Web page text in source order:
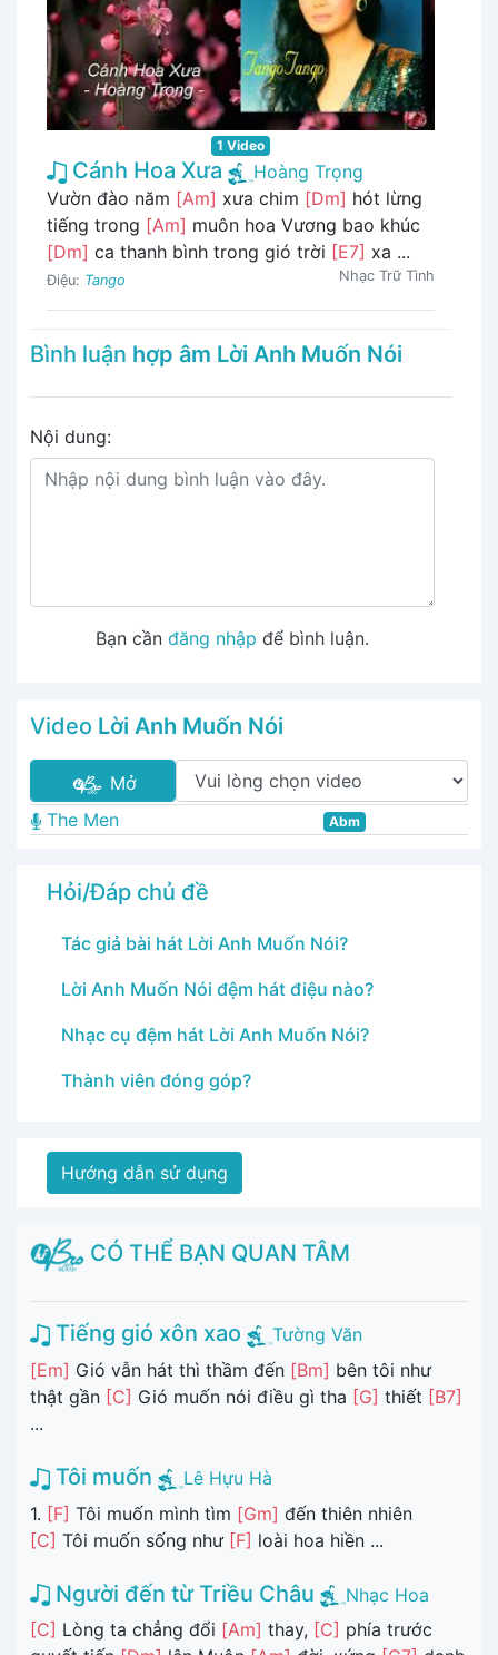
1 Video
Cánh Hoa Xưa
Hoàng Trọng
Vườn đào năm [Am] xưa chim [Dm] hót lừng
tiếng trong [Am] muôn hoa Vương bao khúc
[Dm] ca thanh bình trong gió trời [E7] xa ...
Điệu: Tango Nhạc Trữ Tình
Bình luận hợp âm Lời Anh Muốn Nói
Nội dung:
Bạn cần đăng nhập để bình luận.
Video Lời Anh Muốn Nói
Mở
The Men
Abm
Hỏi/Đáp chủ đề
Tác giả bài hát Lời Anh Muốn Nói?
Lời Anh Muốn Nói đệm hát điệu nào?
Nhạc cụ đệm hát Lời Anh Muốn Nói?
Thành viên đóng góp?
Hướng dẫn sử dụng
CÓ THỂ BẠN QUAN TÂM
Tiếng gió xôn xao
Tường Văn
[Em] Gió vẫn hát thì thầm đến [Bm] bên tôi như
thật gần [C] Gió muốn nói điều gì tha [G] thiết [B7]
...
Tôi muốn
Lê Hựu Hà
1. [F] Tôi muốn mình tìm [Gm] đến thiên nhiên
[C] Tôi muốn sống như [F] loài hoa hiền ...
Người đến từ Triều Châu
Nhạc Hoa
[C] Lòng ta chẳng đổi [Am] thay, [C] phía trước